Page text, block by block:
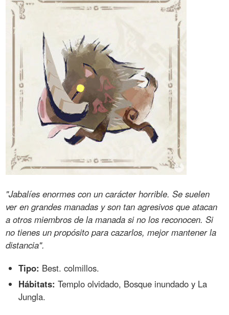
"Jabalíes enormes con un carácter horrible. Se suelen
ver en grandes manadas y son tan agresivos que atacan
a otros miembros de la manada si no los reconocen. Si
no tienes un propósito para cazarlos, mejor mantener la
distancia".
Tipo: Best. colmillos.
Hábitats: Templo olvidado, Bosque inundado y La
Jungla.